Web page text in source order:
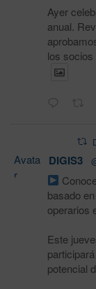
Ayer
anual.
los socios
Avata
r
DIGIS3
basado
operarios
Este
potencial